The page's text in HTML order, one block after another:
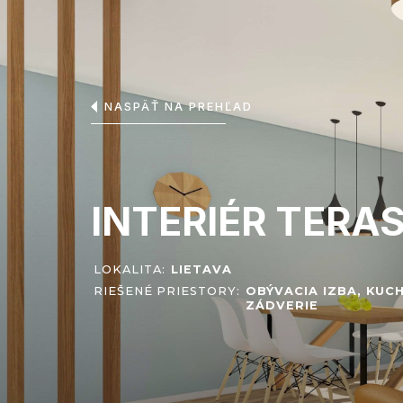
NASPÄŤ NA PREHĽAD
INTERIÉR
LOKALITA: LIETAVA
RIEŠENÉ PRIESTORY: OBÝVACIA IZBA,
ZÁDVERIE
O